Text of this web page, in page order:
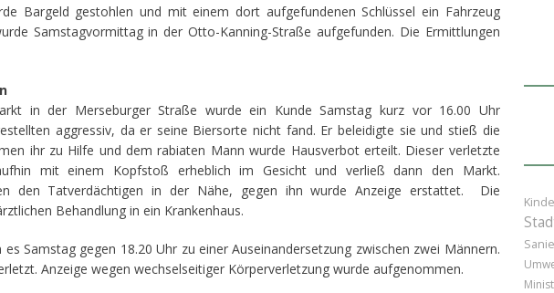
Bargeld gestohlen und mit einem dort aufgefundenen Schlüssel ein Fahrzeug
Samstagvormittag in der Otto-Kanning-Straße aufgefunden. Die Ermittlungen
in der Merseburger Straße wurde ein Kunde Samstag kurz vor 16.00 Uhr
aggressiv, da er seine Biersorte nicht fand. Er beleidigte sie und stieß die
ihr zu Hilfe und dem rabiaten Mann wurde Hausverbot erteilt. Dieser verletzte
mit einem Kopfstoß erheblich im Gesicht und verließ dann den Markt.
den Tatverdächtigen in der Nähe, gegen ihn wurde Anzeige erstattet. Die
Behandlung in ein Krankenhaus.
Samstag gegen 18.20 Uhr zu einer Auseinandersetzung zwischen zwei Männern.
Anzeige wegen wechselseitiger Körperverletzung wurde aufgenommen.